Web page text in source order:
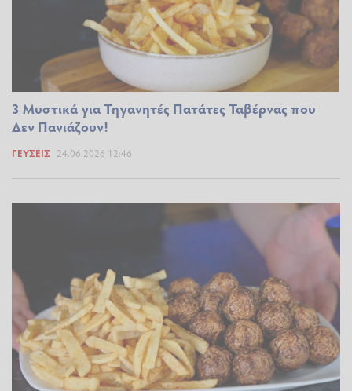
3 Μυστικά για Τηγανητές Πατάτες Ταβέρνας που
Δεν Πανιάζουν!
ΓΕΎΣΕΙΣ 24.06.2026 12:46